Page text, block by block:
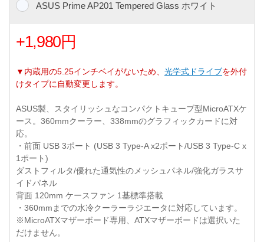
ASUS Prime AP201 Tempered Glass ホワイト
+1,980円
▼内蔵用の5.25インチベイがないため、 光学式ドライブを外付
けタイプに自動変更します。
ASUS製、スタイリッシュなコンパクトキューブ型MicroATXケ
ース。360mmクーラー、338mmのグラフィックカードに対
応。
・前面 USB 3ポート (USB 3 Type-A x2ポート/USB 3 Type-C x
1ポート)
ダストフィルタ/優れた通気性のメッシュパネル/強化ガラスサ
イドパネル
背面 120mm ケースファン 1基標準搭載
・360mmまでの水冷クーラーラジエータに対応しています。
※MicroATXマザーボード専用、ATXマザーボードは選択いた
だけません。